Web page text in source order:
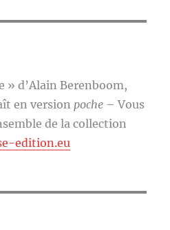
» d’Alain Berenboom,
en version poche – Vous
de la collection
edition.eu